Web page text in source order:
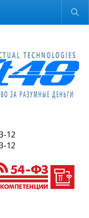
Обычная версия
12
12